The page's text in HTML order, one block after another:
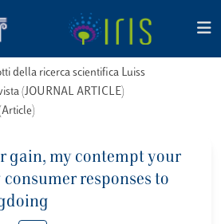
della ricerca scientifica Luiss
(JOURNAL ARTICLE)
gain, my contempt your
responses to